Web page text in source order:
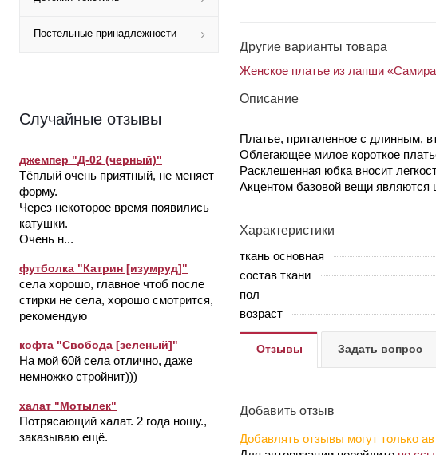
Постельные принадлежности
Случайные отзывы
джемпер "Д-02 (черный)"
Тёплый очень приятный, не меняет
форму.
Через некоторое время появились
катушки.
Очень н...
футболка "Катрин [изумруд]"
села хорошо, главное чтоб после
стирки не села, хорошо смотрится,
рекомендую
кофта "Свобода [зеленый]"
На мой 60й села отлично, даже
немножко стройнит)))
халат "Мотылек"
Потрясающий халат. 2 года ношу.,
заказываю ещё.
Другие варианты товара
Женское платье из лапши
Описание
Платье, приталенное с длинным,
Облегающее милое короткое
Расклешенная юбка вносит
Акцентом базовой вещи являются
Характеристики
ткань основная
состав ткани
пол
возраст
Отзывы Задать вопрос
Добавить отзыв
Добавлять отзывы могут только